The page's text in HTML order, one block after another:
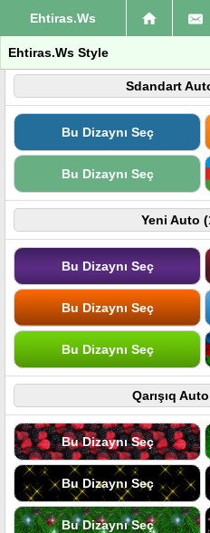
Ehtiras.Ws
Ehtiras.Ws Style
Sdandart
Bu Dizaynı Seç
Bu Dizaynı Seç
Yeni Auto
Bu Dizaynı Seç
Bu Dizaynı Seç
Bu Dizaynı Seç
Qarışıq
Bu Dizaynı Seç
Bu Dizaynı Seç
Bu Dizaynı Seç